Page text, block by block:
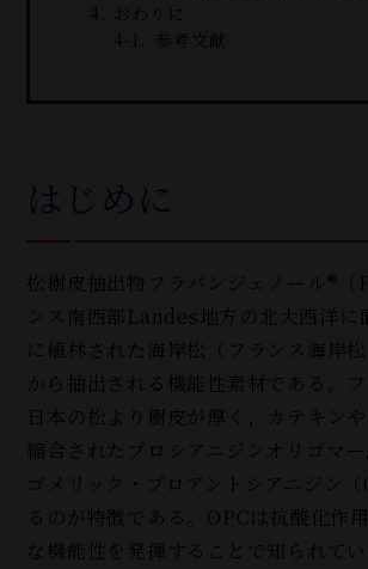
おわりに
参考文献
はじめに
松樹皮抽出物フラパンジェノール ®（
ンス南西部Landes地方の北大西洋に
に植林された海岸松（フランス海岸
から抽出される機能性素材である。
日本の松より樹皮が厚く，カテキン
縮合されたプロシアニジンオリゴマー
ゴメリック・プロアントシアニジン
るのが特徴である。OPCは抗酸化作
な機能性を発揮することで知られて